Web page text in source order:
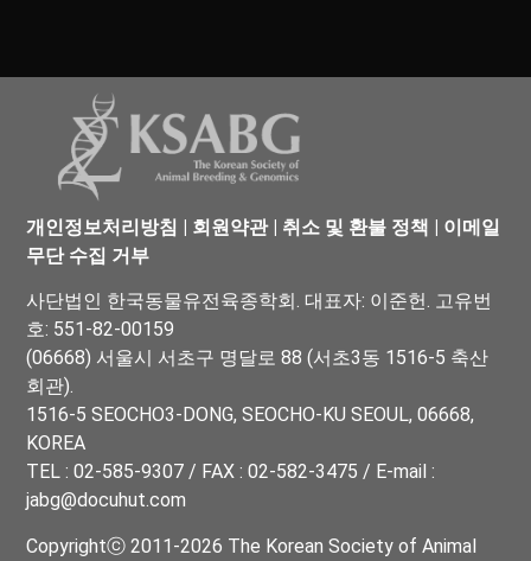
개인정보처리방침 | 회원약관| 취소 및 환불 정책 | 이메일
무단 수집 거부
사단법인 한국동물유전육종학회. 대표자: 이준헌. 고유번
호: 551-82-00159
(06668) 서울시 서초구 명달로 88 (서초3동 1516-5 축산
회관).
1516-5 SEOCHO3-DONG, SEOCHO-KU SEOUL, 06668,
KOREA
TEL : 02-585-9307 / FAX : 02-582-3475 / E-mail :
jabg@docuhut.com
Copyrightⓒ 2011-2026 The Korean Society of Animal